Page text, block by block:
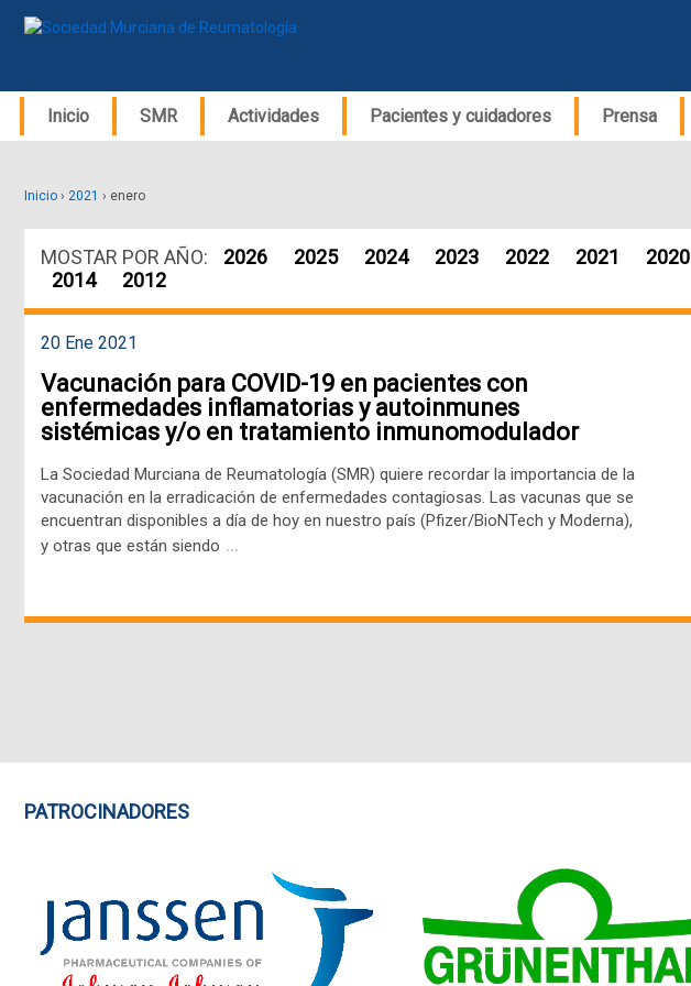
Inicio SMR Actividades Pacientes y cuidadores Prensa
Inicio › 2021 › enero
MOSTAR POR AÑO: 2026 2025 2024 2023 2022 2021 2020
2014
2012
20 Ene 2021
Vacunación para COVID-19 en pacientes con
enfermedades inflamatorias y autoinmunes
sistémicas y/o en tratamiento inmunomodulador
La Sociedad Murciana de Reumatología (SMR) quiere recordar la importancia de la
vacunación en la erradicación de enfermedades contagiosas. Las vacunas que se
encuentran disponibles a día de hoy en nuestro país (Pfizer/BioNTech y Moderna),
y otras que están siendo …
PATROCINADORES